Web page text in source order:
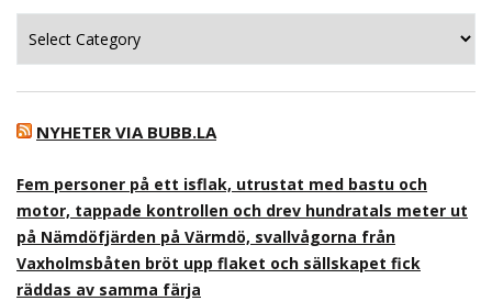
NYHETER VIA BUBB.LA
Fem personer på ett isflak, utrustat med bastu och
motor, tappade kontrollen och drev hundratals meter ut
på Nämdöfjärden på Värmdö, svallvågorna från
Vaxholmsbåten bröt upp flaket och sällskapet fick
räddas av samma färja